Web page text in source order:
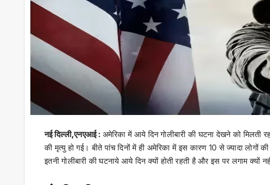
नई दिल्ली,एनएआई : अमेरिका में आये दिन गोलीबारी की घटना देखने को
की मृत्यु हो गई। बीते पांच दिनों में ही अमेरिका में इस कारण 10 से ज्यादा
इतनी गोलीबारी की घटनाये आये दिन क्यों होती रहती है और इस पर लगाम